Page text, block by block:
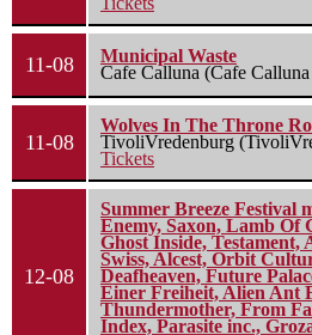
11-08
Municipal Waste
Cafe Calluna (Cafe
11-08
Wolves In The Throne
TivoliVredenburg
Tickets
12-08
Summer Breeze Festival
Enemy, Saxon, Lamb Of
Ghost Inside, Testament,
Swiss, Alcest, Orbit
Deafheaven, Future
Einer Freiheit, Alien Ant
Thundermother, From
Index, Parasite inc.,